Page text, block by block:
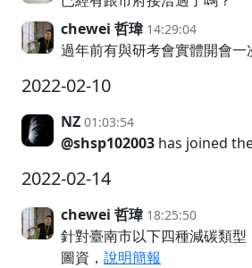
chewei 哲瑋 14:29:04
過年前有與研考會實體開會一
2022-02-10
NZ 01:03:54
@shsp102003 has joined
2022-02-14
chewei 哲瑋 18:25:50
針對臺南市以下四種減碳類
圖資， 說明簡報